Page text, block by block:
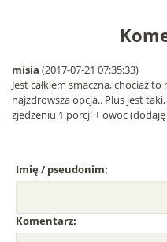
misia (2017-07-21 07:35:33)
Jest całkiem smaczna, chociaż
najzdrowsza opcja.. Plus jest
zjedzeniu 1 porcji + owoc
Imię / pseudonim:
Komentarz: